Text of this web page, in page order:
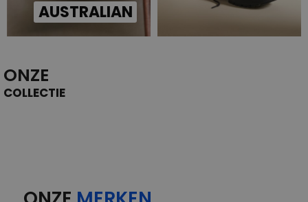
AUSTRALIAN
ONZE
COLLECTIE